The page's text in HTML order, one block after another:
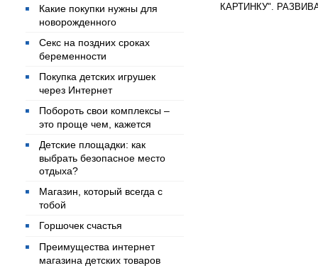
Какие покупки нужны для
новорожденного
Секс на поздних сроках
беременности
Покупка детских игрушек
через Интернет
Побороть свои комплексы –
это проще чем, кажется
Детские площадки: как
выбрать безопасное место
отдыха?
Магазин, который всегда с
тобой
Горшочек счастья
Преимущества интернет
магазина детских товаров
КАРТИНКУ".